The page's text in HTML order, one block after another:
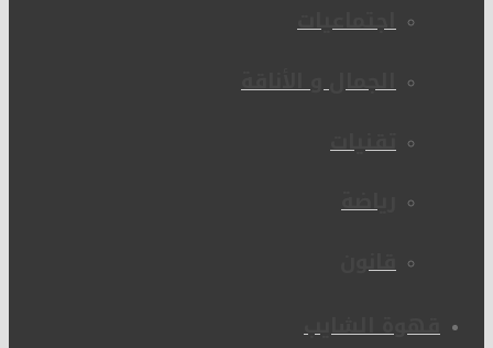
اجتماعيات
الجمال و الأناقة
تقنيات
رياضة
قانون
قهوة الشايب